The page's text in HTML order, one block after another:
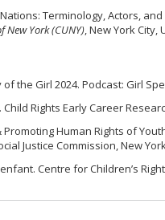
Terminology, Actors,
New York (CUNY), New York City,
the Girl 2024. Podcast: Girl
Rights Early Career
Human Rights of
Justice Commission, New
Centre for Children’s